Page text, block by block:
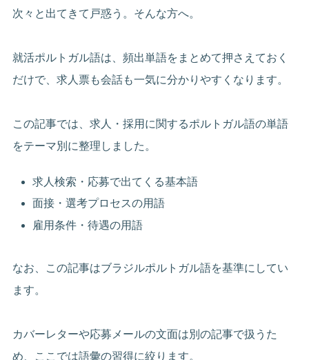
次々と出てきて戸惑う。そんな方へ。
就活ポルトガル語は、頻出単語をまとめて押さえておく
だけで、求人票も会話も一気に分かりやすくなります。
この記事では、求人・採用に関するポルトガル語の単語
をテーマ別に整理しました。
求人検索・応募で出てくる基本語
面接・選考プロセスの用語
雇用条件・待遇の用語
なお、この記事はブラジルポルトガル語を基準にしてい
ます。
カバーレターや応募メールの文面は別の記事で扱うた
め、ここでは語彙の習得に絞ります。